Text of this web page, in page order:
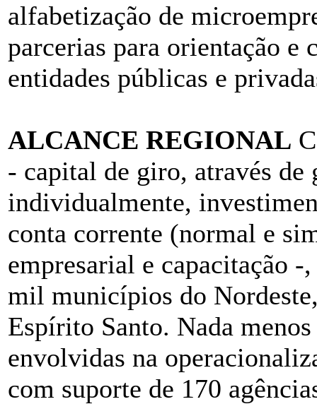
alfabetização de
parcerias para orientação e
entidades públicas e
ALCANCE REGIONAL
- capital de giro, através de
individualmente,
conta corrente (normal e
empresarial e capacitação -
mil municípios do
Espírito Santo. Nada menos
envolvidas na
com suporte de 170